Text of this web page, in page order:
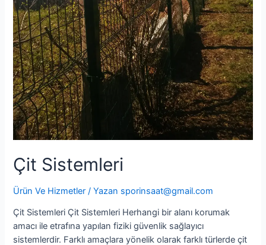
Çit Sistemleri
Ürün Ve Hizmetler / Yazan sporinsaat@gmail.com
Çit Sistemleri Çit Sistemleri Herhangi bir alanı korumak
amacı ile etrafına yapılan fiziki güvenlik sağlayıcı
sistemlerdir. Farklı amaçlara yönelik olarak farklı türlerde çit